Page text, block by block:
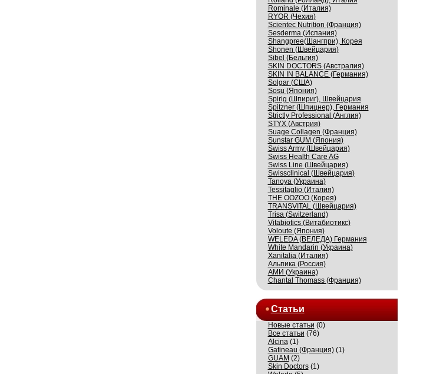
Rominale (Италия)
RYOR (Чехия)
Scientec Nutrition (Франция)
Sesderma (Испания)
Shangpree(Шангпри), Корея
Shonen (Швейцария)
Sibel (Бельгия)
SKIN DOCTORS (Австралия)
SKIN IN BALANCE (Германия)
Solgar (США)
Sosu (Япония)
Spirig (Шпириг), Швейцария
Spitzner (Шпицнер), Германия
Strictly Professional (Англия)
STYX (Австрия)
Suage Collagen (Франция)
Sunstar GUM (Япония)
Swiss Army (Швейцария)
Swiss Health Care AG
Swiss Line (Швейцария)
Swissсlinical (Швейцария)
Tanoya (Украина)
Tessitaglio (Италия)
THE OOZOO (Корея)
TRANSVITAL (Швейцария)
Trisa (Switzerland)
Vitabiotics (Витабиотикс)
Voloute (Япония)
WELEDA (ВЕЛЕДА) Германия
White Mandarin (Украина)
Xanitalia (Италия)
Альпика (Россия)
АМИ (Украина)
Сhantal Thomass (Франция)
Статьи
Новые статьи (0)
Все статьи (76)
Alcina(1)
Gatineau (Франция)(1)
GUAM (2)
Skin Doctors(1)